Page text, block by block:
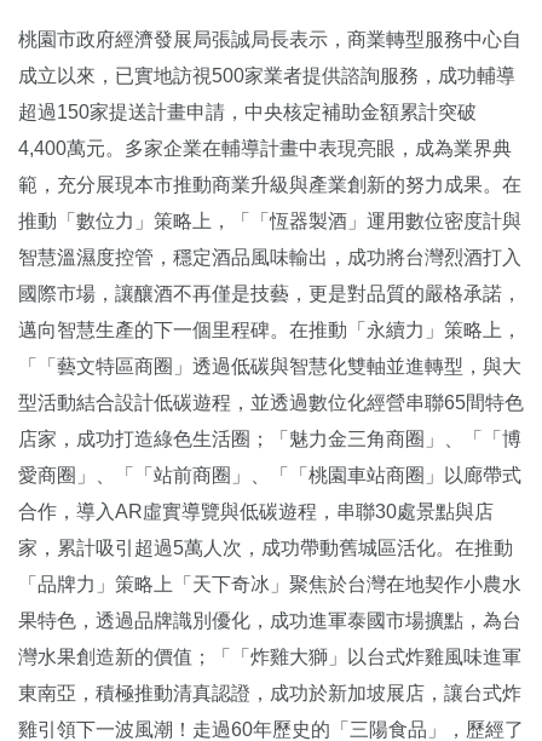
桃園市政府經濟發展局張誠局長表示，商業轉型服務中心自
成立以來，已實地訪視500家業者提供諮詢服務，成功輔導
超過150家提送計畫申請，中央核定補助金額累計突破
4,400萬元。多家企業在輔導計畫中表現亮眼，成為業界典
範，充分展現本市推動商業升級與產業創新的努力成果。在
推動「數位力」策略上，「「恆器製酒」運用數位密度計與
智慧溫濕度控管，穩定酒品風味輸出，成功將台灣烈酒打入
國際市場，讓釀酒不再僅是技藝，更是對品質的嚴格承諾，
邁向智慧生產的下一個里程碑。在推動「永續力」策略上，
「「藝文特區商圈」透過低碳與智慧化雙軸並進轉型，與大
型活動結合設計低碳遊程，並透過數位化經營串聯65間特色
店家，成功打造綠色生活圈；「魅力金三角商圈」、「「博
愛商圈」、「「站前商圈」、「「桃園車站商圈」以廊帶式
合作，導入AR虛實導覽與低碳遊程，串聯30處景點與店
家，累計吸引超過5萬人次，成功帶動舊城區活化。在推動
「品牌力」策略上「天下奇冰」聚焦於台灣在地契作小農水
果特色，透過品牌識別優化，成功進軍泰國市場擴點，為台
灣水果創造新的價值；「「炸雞大獅」以台式炸雞風味進軍
東南亞，積極推動清真認證，成功於新加坡展店，讓台式炸
雞引領下一波風潮！走過60年歷史的「三陽食品」，歷經了